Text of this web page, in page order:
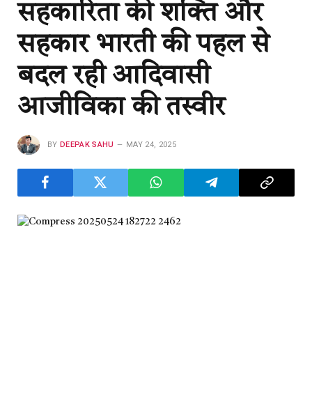
सहकारिता की शक्ति और
सहकार भारती की पहल से
बदल रही आदिवासी
आजीविका की तस्वीर
BY DEEPAK SAHU MAY 24, 2025